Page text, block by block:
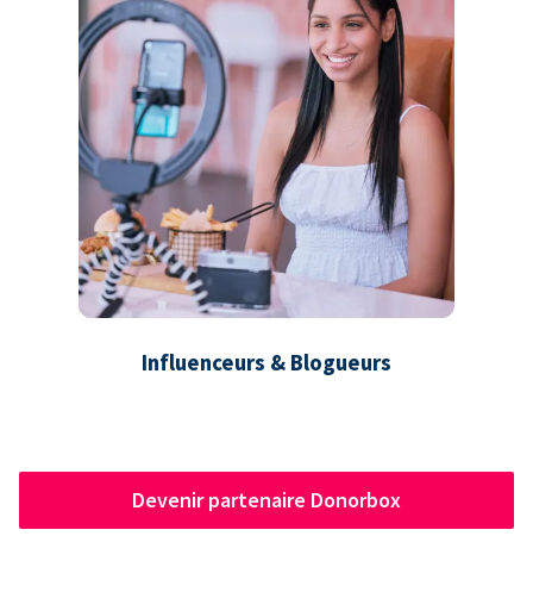
Influenceurs & Blogueurs
Devenir partenaire Donorbox